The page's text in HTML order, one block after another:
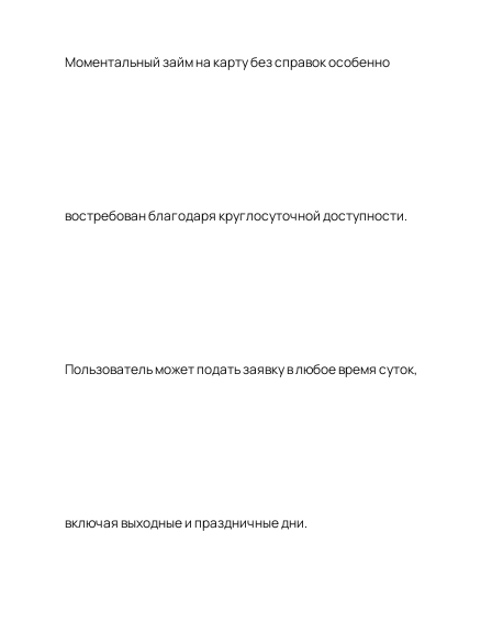
Моментальный займ на карту без справок особенно
востребован благодаря круглосуточной доступности.
Пользователь может подать заявку в любое время суток,
включая выходные и праздничные дни.